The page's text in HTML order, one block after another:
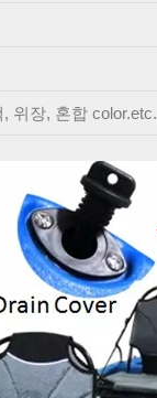
위장, 혼합 color.etc.